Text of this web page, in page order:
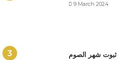
9 March 2024